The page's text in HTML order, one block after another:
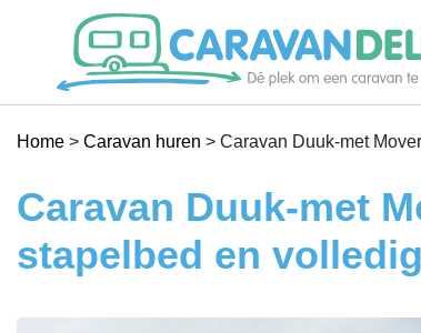
Je caravan verhuren
Caravan huren
Help
Home > Caravan huren > Caravan Duuk-met
Caravan Duuk-met
stapelbed en